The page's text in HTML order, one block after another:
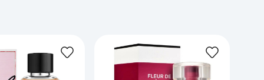
Фотоаппараты
Экшен-камеры